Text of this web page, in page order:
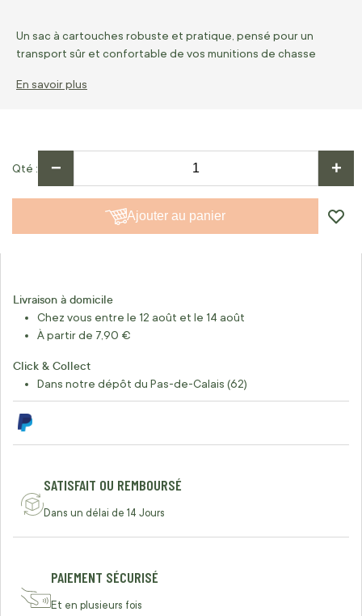
Un sac à cartouches robuste et pratique, pensé pour un
transport sûr et confortable de vos munitions de chasse
En savoir plus
Qté − +
Ajouter au panier
Livraison à domicile
Chez vous entre le 12 août et le 14 août
À partir de 7,90 €
Click & Collect
Dans notre dépôt du Pas-de-Calais (62)
SATISFAIT OU REMBOURSÉ
Dans un délai de 14 Jours
PAIEMENT SÉCURISÉ
Et en plusieurs fois